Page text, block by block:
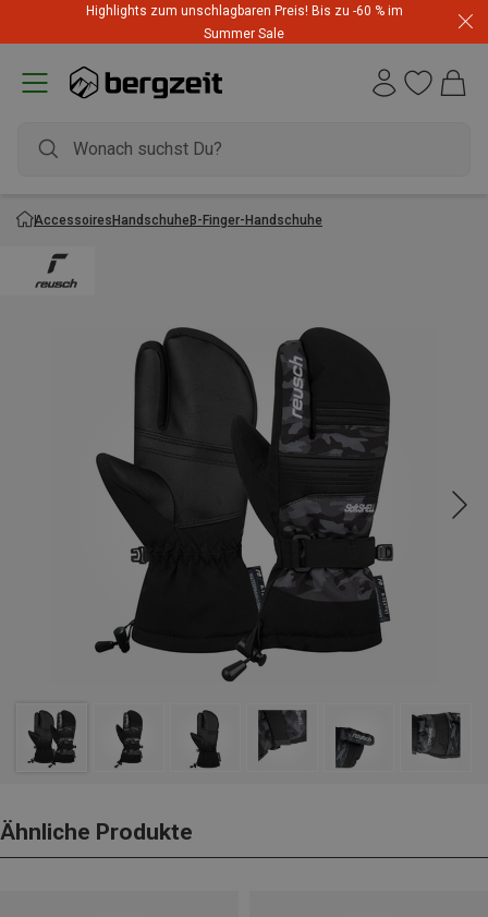
Highlights zum unschlagbaren Preis! Bis zu -60 % im
Summer Sale
AccessoiresHandschuhe3-Finger-Handschuhe
Ähnliche Produkte